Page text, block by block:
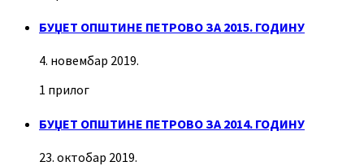
БУЏЕТ ОПШТИНЕ ПЕТРОВО ЗА 2015. ГОДИНУ
4. новембар 2019.
1 прилог
БУЏЕТ ОПШТИНЕ ПЕТРОВО ЗА 2014. ГОДИНУ
23. октобар 2019.